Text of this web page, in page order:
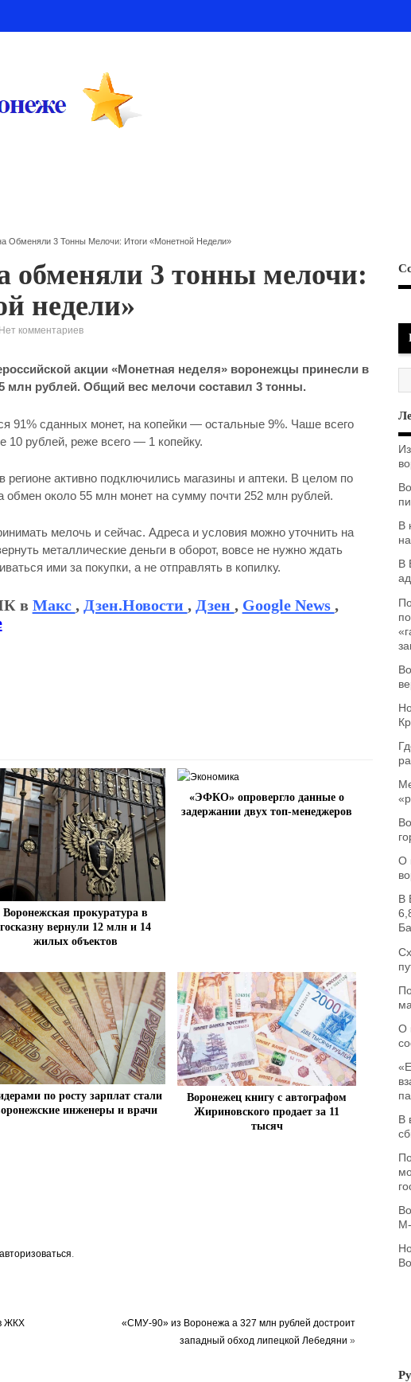
Обменяли 3 Тонны Мелочи: Итоги «Монетной Недели»
обменяли 3 тонны мелочи:
недели»
Нет комментариев
акции «Монетная неделя» воронежцы принесли в
млн рублей. Общий вес мелочи составил 3 тонны.
91% сданных монет, на копейки — остальные 9%. Чаше всего
10 рублей, реже всего — 1 копейку.
активно подключились магазины и аптеки. В целом по
обмен около 55 млн монет на сумму почти 252 млн рублей.
мелочь и сейчас. Адреса и условия можно уточнить на
металлические деньги в оборот, вовсе не нужно ждать
ими за покупки, а не отправлять в копилку.
в Макс , Дзен.Новости , Дзен , Google News ,
Воронежская прокуратура в
госказну вернули 12 млн и 14
жилых объектов
«ЭФКО» опровергло данные о
задержании двух топ-менеджеров
по росту зарплат стали
инженеры и врачи
Воронежец книгу с автографом
Жириновского продает за 11
тысяч
авторизоваться
ЖКХ
«СМУ-90» из Воронежа а 327 млн рублей достроит
западный обход липецкой Лебедяни »
В
В
О
В
О
В